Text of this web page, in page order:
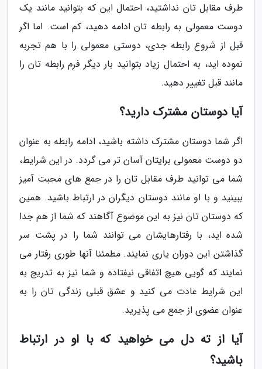
طرف مقابل تان نداشتید، احتمال این که بتوانید مانند یک
دوست معمولی به رابطه تان ادامه دهید، کم است. اما اگر
قبل از شروع رابطه جدی، دوستی معمولی را با هم تجربه
نموده اید، به احتمال زیاد بتوانید بار دیگر فرم رابطه تان را
مانند قبل تغییر دهید.
آیا دوستان مشترک دارید؟
اگر شما دوستان مشترک داشته باشید، ادامه رابطه به عنوان
دو دوست معمولی برایتان آسان تر می گردد. در این شرایط،
شما می توانید طرف مقابل تان را در جمع های محبت آمیز
ببینید و با او مانند دوستان دیگران در ارتباط باشید. همین
که دوستان تان نیز به این موضوع آگاهند که شما از هم جدا
شده اید، با رفتارهایشان می توانند شما را در پشت سر
گذاشتن این دوران یاری نمایند. مطمئنا آنها طوری رفتار می
نمایند که گویی هیچ اتفاقی نیفتاده و شما نیز به تدریج به
این شرایط عادت می کنید و عشق قبلی زندگی تان را به
عنوان عضوی از جمع می پذیرید.
آیا از ته دل می خواهید که با او در ارتباط
باشید؟